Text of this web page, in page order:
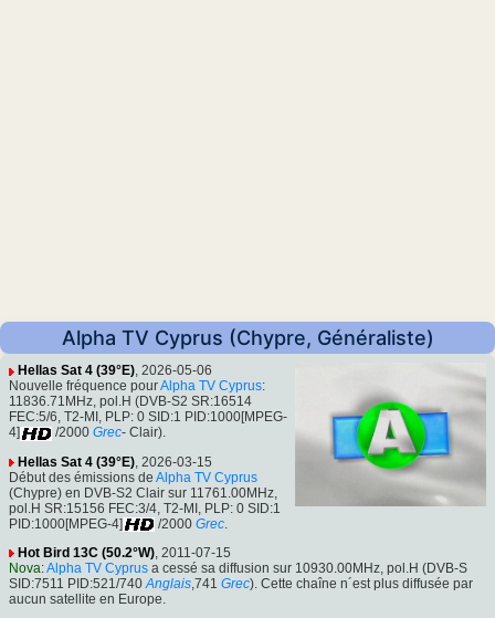
Alpha TV Cyprus (Chypre, Généraliste)
Hellas Sat 4 (39°E), 2026-05-06
Nouvelle fréquence pourAlpha TV Cyprus:
11836.71MHz, pol.H (DVB-S2 SR:16514
FEC:5/6, T2-MI, PLP: 0 SID:1 PID:1000[MPEG-
4]
/2000 Grec- Clair).
Hellas Sat 4 (39°E) , 2026-03-15
Début des émissions de Alpha TV Cyprus
(Chypre) en DVB-S2 Clair sur 11761.00MHz,
pol.H SR:15156 FEC:3/4, T2-MI, PLP: 0 SID:1
PID:1000[MPEG-4]
/2000 Grec
Hot Bird 13C (50.2°W), 2011-07-15
Nova:Alpha TV Cyprus a cessé sa diffusion sur 10930.00MHz, pol.H (DVB-S
SID:7511 PID:521/740 Anglais,741 Grec). Cette chaîne n´est plus diffusée par
aucun satellite en Europe.